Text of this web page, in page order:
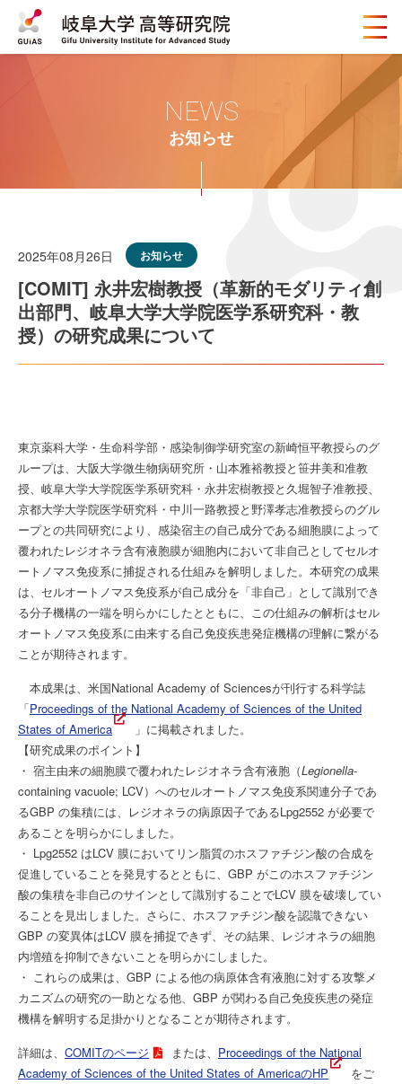
メ
ニ
ュ
ー
ボ
お知らせ
NEWS
2025年08月26日 お知らせ
[COMIT] 永井宏樹教授（革新的モダリティ創
出部門、岐阜大学大学院医学系研究科・教
授）の研究成果について
東京薬科大学・生命科学部・感染制御学研究室の新崎恒平教授らのグ
ループは、大阪大学微生物病研究所・山本雅裕教授と笹井美和准教
授、岐阜大学大学院医学系研究科・永井宏樹教授と久堀智子准教授、
京都大学大学院医学研究科・中川一路教授と野澤孝志准教授らのグル
ープとの共同研究により、感染宿主の自己成分である細胞膜によって
覆われたレジオネラ含有液胞膜が細胞内において非自己としてセルオ
ートノマス免疫系に捕捉される仕組みを解明しました。本研究の成果
は、セルオートノマス免疫系が自己成分を「非自己」として識別でき
る分子機構の一端を明らかにしたとともに、この仕組みの解析はセル
オートノマス免疫系に由来する自己免疫疾患発症機構の理解に繋がる
ことが期待されます。
本成果は、米国National Academy of Sciencesが刊行する科学誌
「Proceedings of the National Academy of Sciences of the United
States of America
」に掲載されました。
【研究成果のポイント】
・ 宿主由来の細胞膜で覆われたレジオネラ含有液胞（Legionella-
containing vacuole; LCV）へのセルオートノマス免疫系関連分子であ
るGBP の集積には、レジオネラの病原因子であるLpg2552 が必要で
あることを明らかにしました。
・ Lpg2552 はLCV 膜においてリン脂質のホスファチジン酸の合成を
促進していることを発見するとともに、GBP がこのホスファチジン
酸の集積を非自己のサインとして識別することでLCV 膜を破壊してい
ることを見出しました。さらに、ホスファチジン酸を認識できない
GBP の変異体はLCV 膜を捕捉できず、その結果、レジオネラの細胞
内増殖を抑制できないことを明らかにしました。
・ これらの成果は、GBP による他の病原体含有液胞に対する攻撃メ
カニズムの研究の一助となる他、GBP が関わる自己免疫疾患の発症
機構を解明する足掛かりとなることが期待されます。
詳細は、 COMITのページ または、 Proceedings of the National
Academy of Sciences of the United States of AmericaのHP
をご